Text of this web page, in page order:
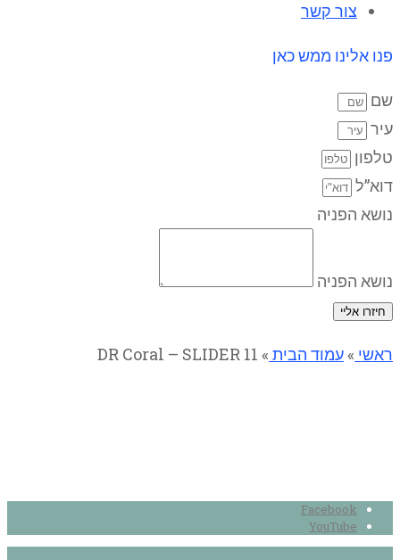
צור קשר
פנו אלינו ממש כאן
שם
עיר
טלפון
דוא”ל
נושא הפניה
נושא הפניה
חיזרו אליי
ראשי »עמוד הבית »
DR Coral – SLIDER 11
Facebook
YouTube